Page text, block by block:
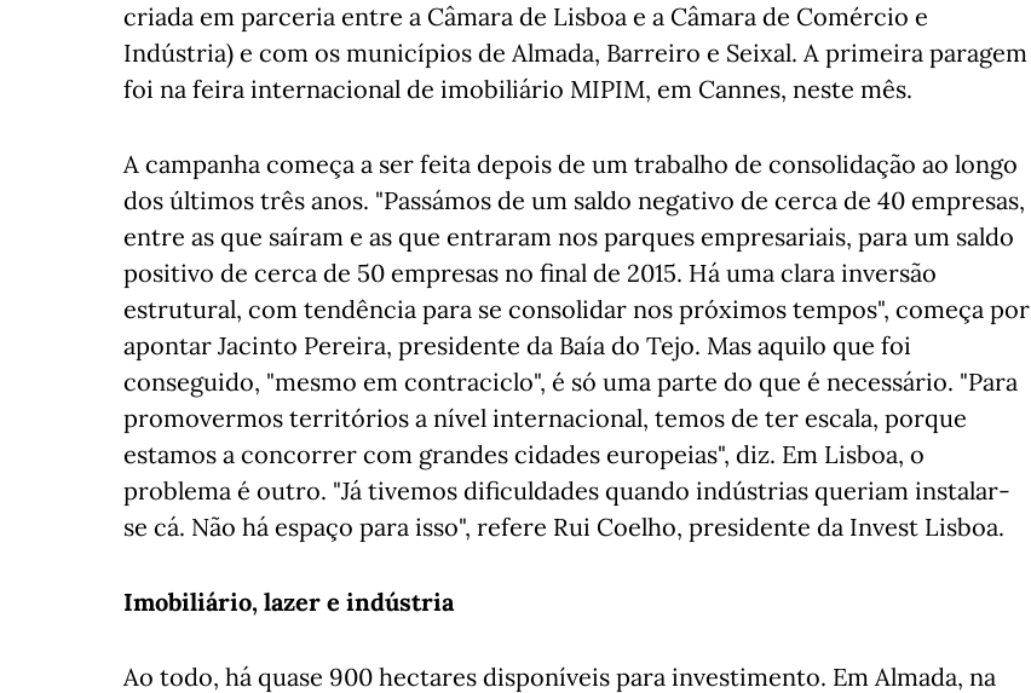
criada em parceria entre a Câmara de Lisboa e a Câmara de Comércio e
Indústria) e com os municípios de Almada, Barreiro e Seixal. A primeira paragem
foi na feira internacional de imobiliário MIPIM, em Cannes, neste mês.
A campanha começa a ser feita depois de um trabalho de consolidação ao longo
dos últimos três anos. "Passámos de um saldo negativo de cerca de 40 empresas,
entre as que saíram e as que entraram nos parques empresariais, para um saldo
positivo de cerca de 50 empresas no final de 2015. Há uma clara inversão
estrutural, com tendência para se consolidar nos próximos tempos", começa por
apontar Jacinto Pereira, presidente da Baía do Tejo. Mas aquilo que foi
conseguido, "mesmo em contraciclo", é só uma parte do que é necessário. "Para
promovermos territórios a nível internacional, temos de ter escala, porque
estamos a concorrer com grandes cidades europeias", diz. Em Lisboa, o
problema é outro. "Já tivemos dificuldades quando indústrias queriam instalar-
se cá. Não há espaço para isso", refere Rui Coelho, presidente da Invest Lisboa.
Imobiliário, lazer e indústria
Ao todo, há quase 900 hectares disponíveis para investimento. Em Almada, na